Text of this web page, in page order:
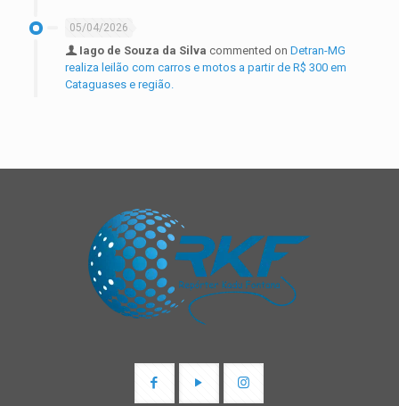
05/04/2026
Iago de Souza da Silva commented on Detran-MG
realiza leilão com carros e motos a partir de R$ 300 em
Cataguases e região.